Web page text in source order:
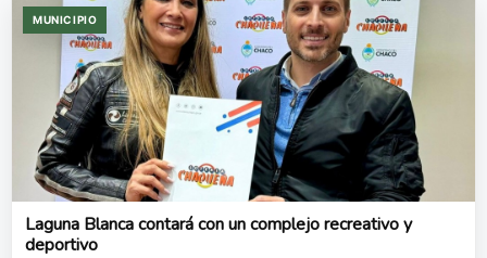
MUNICIPIO
Laguna Blanca contará con un complejo recreativo y
deportivo